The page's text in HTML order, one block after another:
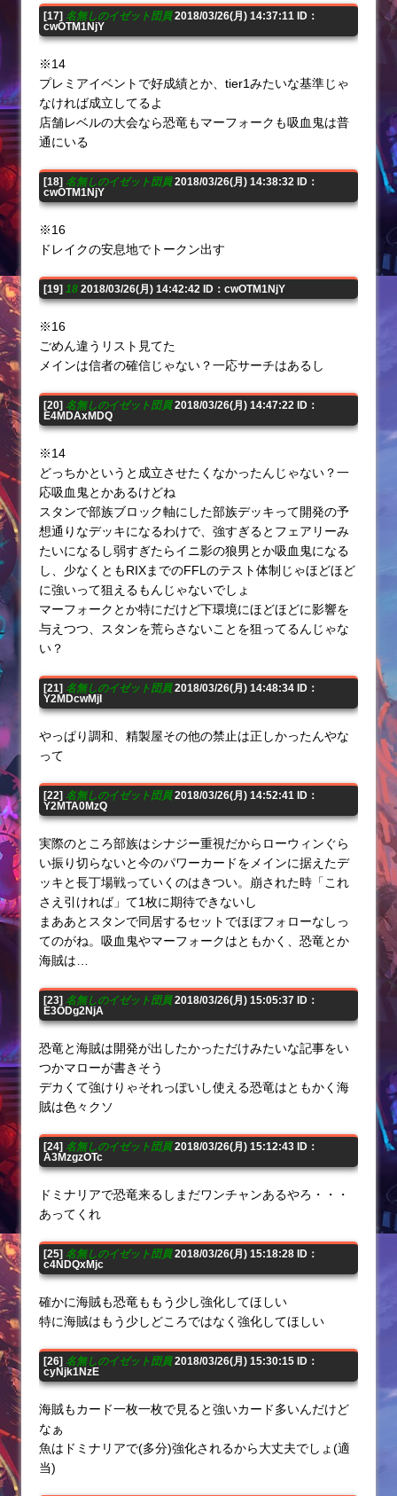
[17] 名無しのイゼット団員2018/03/26(月) 14:37:11 ID：
cwOTM1NjY
※14
プレミアイベントで好成績とか、tier1みたいな基準じゃ
なければ成立してるよ
店舗レベルの大会なら恐竜もマーフォークも吸血鬼は普
通にいる
[18] 名無しのイゼット団員2018/03/26(月) 14:38:32 ID：
cwOTM1NjY
※16
ドレイクの安息地でトークン出す
[19] 18 2018/03/26(月) 14:42:42 ID：cwOTM1NjY
※16
ごめん違うリスト見てた
メインは信者の確信じゃない？一応サーチはあるし
[20] 名無しのイゼット団員2018/03/26(月) 14:47:22 ID：
E4MDAxMDQ
※14
どっちかというと成立させたくなかったんじゃない？一
応吸血鬼とかあるけどね
スタンで部族ブロック軸にした部族デッキって開発の予
想通りなデッキになるわけで、強すぎるとフェアリーみ
たいになるし弱すぎたらイニ影の狼男とか吸血鬼になる
し、少なくともRIXまでのFFLのテスト体制じゃほどほど
に強いって狙えるもんじゃないでしょ
マーフォークとか特にだけど下環境にほどほどに影響を
与えつつ、スタンを荒らさないことを狙ってるんじゃな
い？
[21] 名無しのイゼット団員2018/03/26(月) 14:48:34 ID：
Y2MDcwMjI
やっぱり調和、精製屋その他の禁止は正しかったんやな
って
[22] 名無しのイゼット団員2018/03/26(月) 14:52:41 ID：
Y2MTA0MzQ
実際のところ部族はシナジー重視だからローウィンぐら
い振り切らないと今のパワーカードをメインに据えたデ
ッキと長丁場戦っていくのはきつい。崩された時「これ
さえ引ければ」て1枚に期待できないし
まああとスタンで同居するセットでほぼフォローなしっ
てのがね。吸血鬼やマーフォークはともかく、恐竜とか
海賊は…
[23] 名無しのイゼット団員2018/03/26(月) 15:05:37 ID：
E3ODg2NjA
恐竜と海賊は開発が出したかっただけみたいな記事をい
つかマローが書きそう
デカくて強けりゃそれっぽいし使える恐竜はともかく海
賊は色々クソ
[24] 名無しのイゼット団員2018/03/26(月) 15:12:43 ID：
A3MzgzOTc
ドミナリアで恐竜来るしまだワンチャンあるやろ・・・
あってくれ
[25] 名無しのイゼット団員2018/03/26(月) 15:18:28 ID：
c4NDQxMjc
確かに海賊も恐竜ももう少し強化してほしい
特に海賊はもう少しどころではなく強化してほしい
[26] 名無しのイゼット団員2018/03/26(月) 15:30:15 ID：
cyNjk1NzE
海賊もカード一枚一枚で見ると強いカード多いんだけど
なぁ
魚はドミナリアで(多分)強化されるから大丈夫でしょ(適
当)